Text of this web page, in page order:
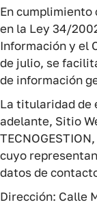
En cumplimiento
en la Ley 34/
Información y el
de julio, se
de información
La titularidad de
adelante, Sitio
cuyo
datos de
Dirección: Calle